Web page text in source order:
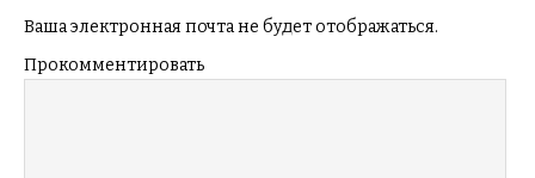
Ваша электронная почта не будет отображаться.
Прокомментировать